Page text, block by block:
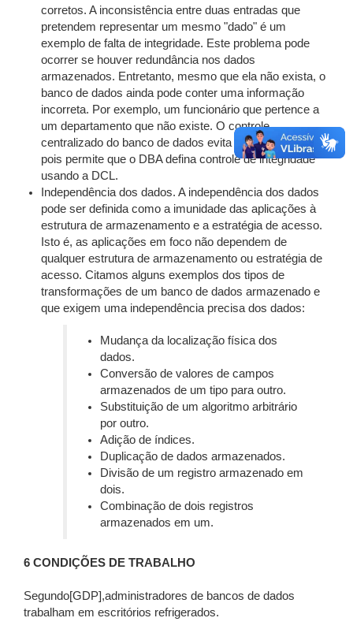
corretos. A inconsistência entre duas entradas que
pretendem representar um mesmo "dado" é um
exemplo de falta de integridade. Este problema pode
ocorrer se houver redundância nos dados
armazenados. Entretanto, mesmo que ela não exista, o
banco de dados ainda pode conter uma informação
incorreta. Por exemplo, um funcionário que pertence a
um departamento que não existe. O controle
centralizado do banco de dados evita tais problemas,
pois permite que o DBA defina controle de integridade
usando a DCL.
Independência dos dados. A independência dos dados
pode ser definida como a imunidade das aplicações à
estrutura de armazenamento e a estratégia de acesso.
Isto é, as aplicações em foco não dependem de
qualquer estrutura de armazenamento ou estratégia de
acesso. Citamos alguns exemplos dos tipos de
transformações de um banco de dados armazenado e
que exigem uma independência precisa dos dados:
Mudança da localização física dos
dados.
Conversão de valores de campos
armazenados de um tipo para outro.
Substituição de um algoritmo arbitrário
por outro.
Adição de índices.
Duplicação de dados armazenados.
Divisão de um registro armazenado em
dois.
Combinação de dois registros
armazenados em um.
6 CONDIÇÕES DE TRABALHO
Segundo[GDP],administradores de bancos de dados
trabalham em escritórios refrigerados.